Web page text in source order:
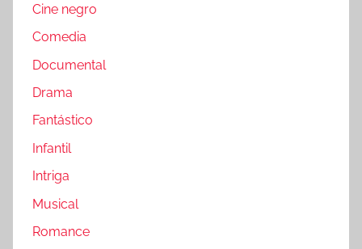
Cine negro
Comedia
Documental
Drama
Fantástico
Infantil
Intriga
Musical
Romance